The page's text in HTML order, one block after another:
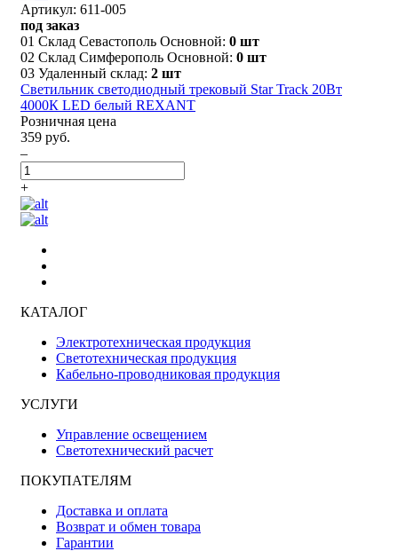
Артикул: 611-005
под заказ
01 Склад Севастополь Основной: 0 шт
02 Склад Симферополь Основной: 0 шт
03 Удаленный склад: 2 шт
Светильник светодиодный трековый Star Track 20Вт
4000К LED белый REXANT
Розничная цена
359 руб.
–
+
КАТАЛОГ
Электротехническая продукция
Светотехническая продукция
Кабельно-проводниковая продукция
УСЛУГИ
Управление освещением
Светотехнический расчет
ПОКУПАТЕЛЯМ
Доставка и оплата
Возврат и обмен товара
Гарантии